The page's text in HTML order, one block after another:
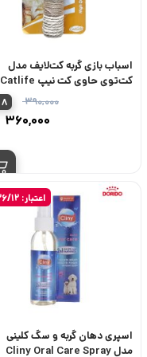
اسباب بازی گربه کت‌لایف مدل
کت‌توی حاوی کت نیپ Catlife
Cat Toy with Catnip
۳۹۰,۰۰۰
۳۶۰,۰۰۰
8
اعتبار: 2026/12
اسپری دهان گربه و سگ کلینی
مدل Cliny Oral Care Spray